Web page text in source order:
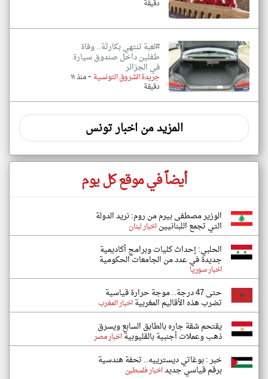
دقيقة
#لعبة تنتهي بكارثة.. وفاة
طفلين داخل صندوق سيارة
في الجزائر
جريدة الشروق التونسية - منذ ١١
دقيقة
المزيد من اخبار تونس
أيضاً في موقع كل يوم
الوزير مصطفى بيرم من روم: نريد الدولة
التي تجمع اللبنانييناخبار لبنان
الحلبي: إحداث كليات وبرامج أكاديمية
جديدة في عدد من الجامعات الحكومية
اخبار سوريا
حتى 47 درجة.. موجة حرارة قياسية
تضرب هذه الأقاليم المغربيةاخبار المغرب
يقتحم شقة جاره بالطابق السابع ويسرق
ذهب وعملات أجنبية بالقليوبيةاخبار مصر
خبر : بوغاتي ديسترييه.. تحفة هندسية
برقم قياسي جديداخبار فلسطين